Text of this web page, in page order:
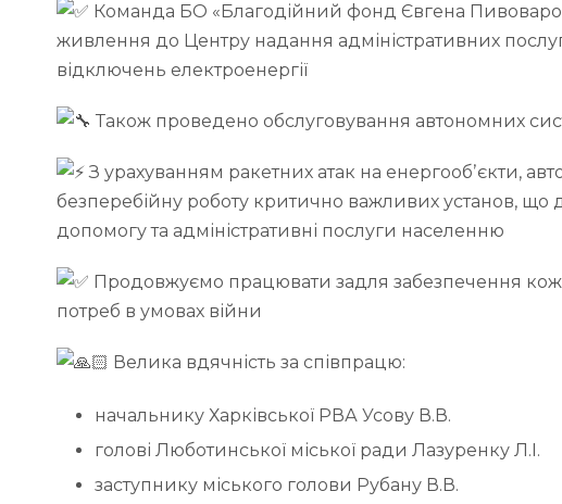
Команда БО «Благодійний фонд Євгена
живлення до Центру надання адміністративних
відключень електроенергії
Також проведено обслуговування автономних
З урахуванням ракетних атак на енергообʼєкти,
безперебійну роботу критично важливих установ, що
допомогу та адміністративні послуги населенню
Продовжуємо працювати задля забезпечення
потреб в умовах війни
Велика вдячність за співпрацю:
начальнику Харківської РВА Усову В.В.
голові Люботинської міської ради Лазуренку Л.І.
заступнику міського голови Рубану В.В.